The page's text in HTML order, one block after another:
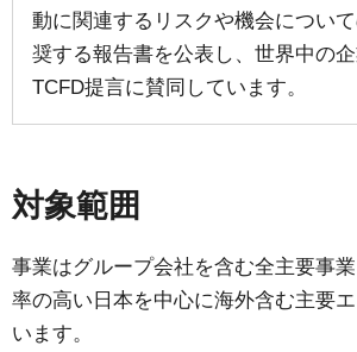
動に関連するリスクや機会につい
奨する報告書を公表し、世界中の
TCFD提言に賛同しています。
対象範囲
事業はグループ会社を含む全主要事
率の高い日本を中心に海外含む主要
います。